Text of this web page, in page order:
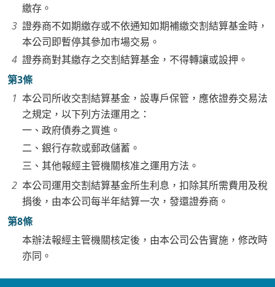
繳存。
證券商不如期繳存或不依通知如期補繳交割結算基金時，
本公司即暫停其參加市場交易。
證券商對其繳存之交割結算基金，不得轉讓或設押。
第3條
本公司所收交割結算基金，設專戶保管，應依證券交易法
之規定，以下列方法運用之：
一、政府債券之買進。
二、銀行存款或郵政儲蓄。
三、其他報經主管機關核准之運用方法。
本公司運用交割結算基金所生利息，扣除其所需費用及稅
捐後，由本公司每半年結算一次，發還證券商。
第8條
本辦法報經主管機關核定後，由本公司公告實施，修改時
亦同。